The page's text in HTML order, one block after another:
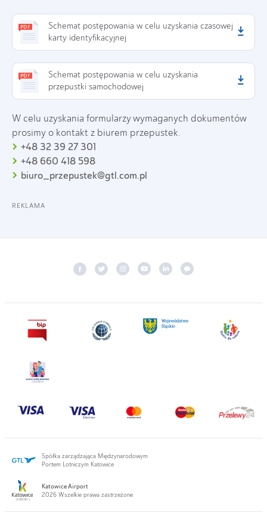
Schemat postępowania w celu uzyskania czasowej
karty identyfikacyjnej
Schemat postępowania w celu uzyskania
przepustki samochodowej
W celu uzyskania formularzy wymaganych dokumentów
prosimy o kontakt z biurem przepustek.
+48 32 39 27 301
+48 660 418 598
biuro_przepustek@gtl.com.pl
REKLAMA
Spółka zarządzająca Międzynarodowym
Portem Lotniczym Katowice
Katowice Airport
2026 Wszelkie prawa zastrzeżone